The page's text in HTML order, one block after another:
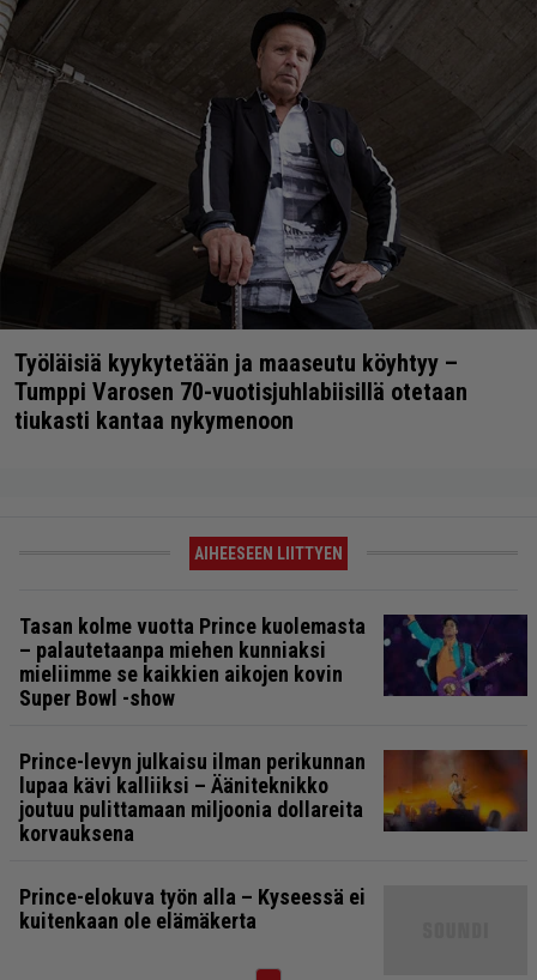
Työläisiä kyykytetään ja maaseutu köyhtyy –
Tumppi Varosen 70-vuotisjuhlabiisillä otetaan
tiukasti kantaa nykymenoon
AIHEESEEN LIITTYEN
Tasan kolme vuotta Prince kuolemasta
– palautetaanpa miehen kunniaksi
mieliimme se kaikkien aikojen kovin
Super Bowl -show
Prince-levyn julkaisu ilman perikunnan
lupaa kävi kalliiksi – Ääniteknikko
joutuu pulittamaan miljoonia dollareita
korvauksena
Prince-elokuva työn alla – Kyseessä ei
kuitenkaan ole elämäkerta